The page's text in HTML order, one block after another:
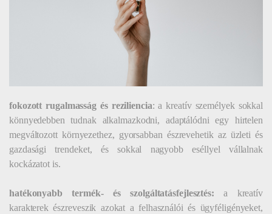
fokozott rugalmasság és reziliencia: a kreatív személyek sokkal
könnyedebben tudnak alkalmazkodni, adaptálódni egy hirtelen
megváltozott környezethez, gyorsabban észrevehetik az üzleti és
gazdasági trendeket, és sokkal nagyobb eséllyel vállalnak
kockázatot is.
hatékonyabb termék- és szolgáltatásfejlesztés: a kreatív
karakterek észreveszik azokat a felhasználói és ügyféligényeket,